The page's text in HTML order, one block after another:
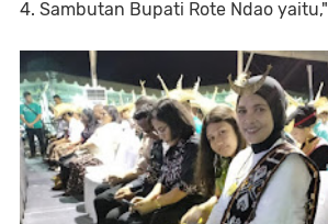
4. Sambutan Bupati Rote Ndao yaitu,"